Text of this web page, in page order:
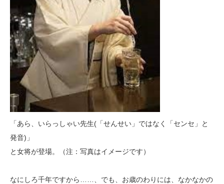
「あら、いらっしゃい先生(「せんせい」ではなく「センセ」と
発音)」
と女将が登場。（注：写真はイメージです）
なにしろ千年ですから……、でも、お歳のわりには、なかなかの